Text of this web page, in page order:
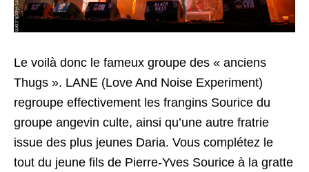
Le voilà donc le fameux groupe des « anciens
Thugs ». LANE (Love And Noise Experiment)
regroupe effectivement les frangins Sourice du
groupe angevin culte, ainsi qu’une autre fratrie
issue des plus jeunes Daria. Vous complétez le
tout du jeune fils de Pierre-Yves Sourice à la gratte